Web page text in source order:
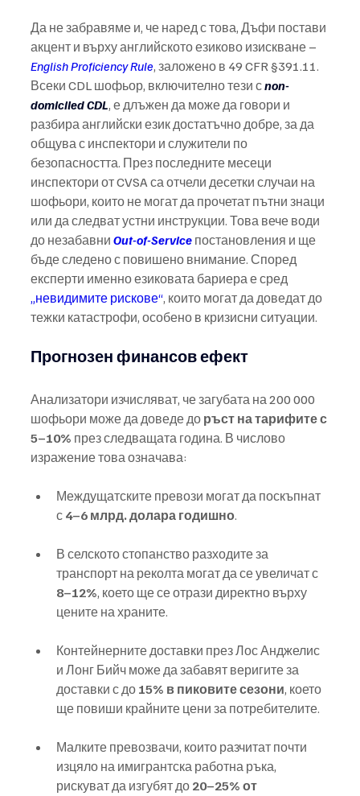
Да не забравяме и, че наред с това, Дъфи постави
акцент и върху английското езиково изискване –
English Proficiency Rule, заложено в 49 CFR §391.11.
Всеки CDL шофьор, включително тези с non-
domiciled CDL, е длъжен да може да говори и
разбира английски език достатъчно добре, за да
общува с инспектори и служители по
безопасността. През последните месеци
инспектори от CVSA са отчели десетки случаи на
шофьори, които не могат да прочетат пътни знаци
или да следват устни инструкции. Това вече води
до незабавни Out-of-Service постановления и ще
бъде следено с повишено внимание. Според
експерти именно езиковата бариера е сред
„невидимите рискове“, които могат да доведат до
тежки катастрофи, особено в кризисни ситуации.
Прогнозен финансов ефект
Анализатори изчисляват, че загубата на 200 000
шофьори може да доведе до ръст на тарифите с
5–10% през следващата година. В числово
изражение това означава:
Междущатските превози могат да поскъпнат
с 4–6 млрд. долара годишно.
В селското стопанство разходите за
транспорт на реколта могат да се увеличат с
8–12%, което ще се отрази директно върху
цените на храните.
Контейнерните доставки през Лос Анджелис
и Лонг Бийч може да забавят веригите за
доставки с до 15% в пиковите сезони, което
ще повиши крайните цени за потребителите.
Малките превозвачи, които разчитат почти
изцяло на имигрантска работна ръка,
рискуват да изгубят до 20–25% от